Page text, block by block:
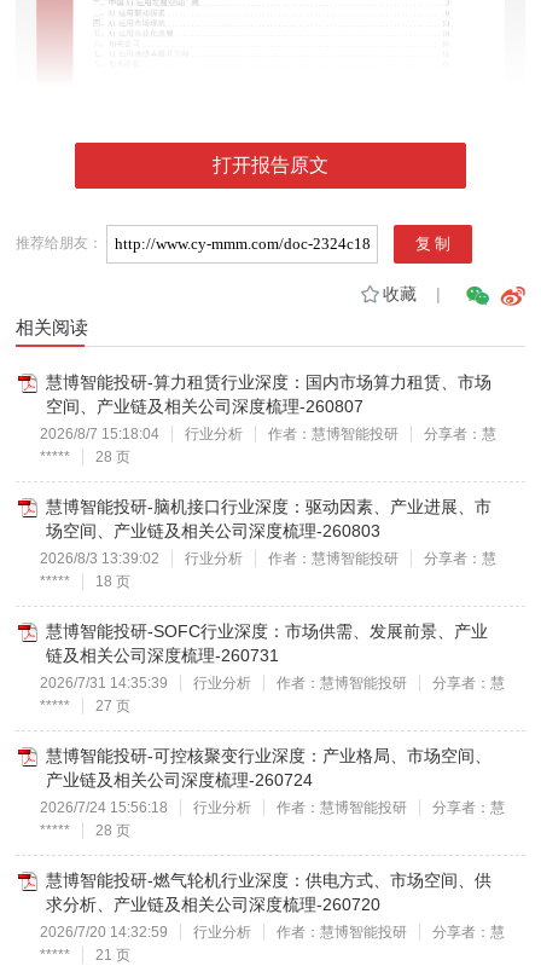
打开报告原文
推荐给朋友：
收藏|
相关阅读
慧博智能投研-算力租赁行业深度：国内市场算力租赁、市场
空间、产业链及相关公司深度梳理-260807
2026/8/7 15:18:04 行业分析 作者：慧博智能投研
分享者：慧
*****
28 页
慧博智能投研-脑机接口行业深度：驱动因素、产业进展、市
场空间、产业链及相关公司深度梳理-260803
2026/8/3 13:39:02 行业分析 作者：慧博智能投研
分享者：慧
*****
18 页
慧博智能投研-SOFC行业深度：市场供需、发展前景、产业
链及相关公司深度梳理-260731
2026/7/31 14:35:39 行业分析 作者：慧博智能投研
分享者：慧
*****
27 页
慧博智能投研-可控核聚变行业深度：产业格局、市场空间、
产业链及相关公司深度梳理-260724
2026/7/24 15:56:18 行业分析 作者：慧博智能投研
分享者：慧
*****
28 页
慧博智能投研-燃气轮机行业深度：供电方式、市场空间、供
求分析、产业链及相关公司深度梳理-260720
2026/7/20 14:32:59 行业分析 作者：慧博智能投研
分享者：慧
*****
21 页